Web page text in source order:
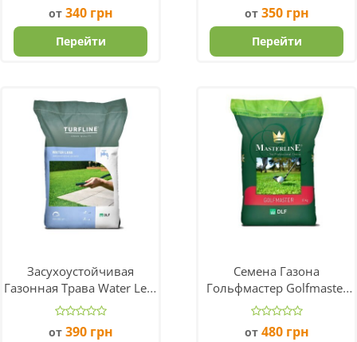
от 340 грн
Перейти
от 350 грн
Перейти
Засухоустойчивая
Газонная Трава Water Less
DLF Trifolium
от 390 грн
Семена Газона
Гольфмастер Golfmaster
DLF Trifolium
от 480 грн